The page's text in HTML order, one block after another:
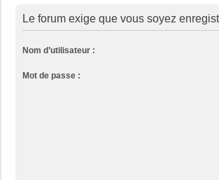
Le forum exige que vous soyez
Nom d’utilisateur :
Mot de passe :